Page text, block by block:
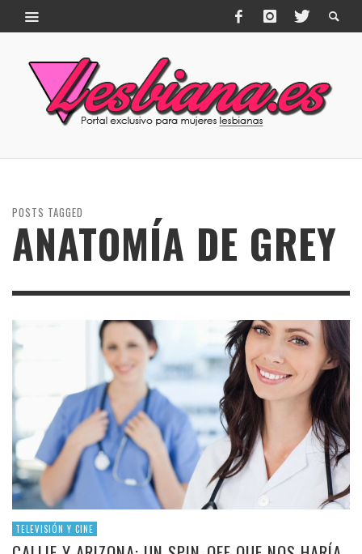
POSTS TAGGED
ANATOMÍA DE GREY
TELEVISIÓN Y CINE